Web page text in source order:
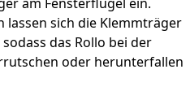
lassen sich die Klemmträger
das Rollo bei der
oder herunterfallen